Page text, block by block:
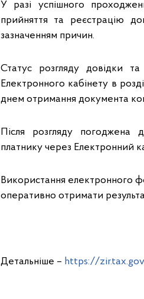
У разі успішного
прийняття та реєстрацію
зазначенням причин.
Статус розгляду довідки
Електронного кабінету в
днем отримання документа
Після розгляду погоджена
платнику через Електронний
Використання електронного
оперативно отримати
Детальніше – https://